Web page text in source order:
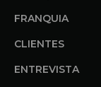
FRANQUIA
CLIENTES
ENTREVISTA